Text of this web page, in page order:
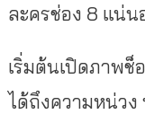
ละครช่อง 8 แน่น
เริ่มต้นเปิดภาพช็
ได้ถึงความหน่วง